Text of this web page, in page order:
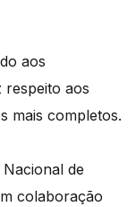
aos
respeito aos
mais completos.
de
colaboração